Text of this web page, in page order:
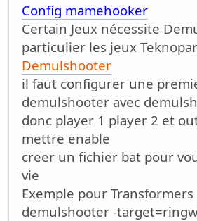
Config mamehooker
Certain Jeux nécessite
particulier les jeux
Demulshooter
il faut configurer une
demulshooter avec
donc player 1 player 2 et
mettre enable
creer un fichier bat pour
vie
Exemple pour Transformers
demulshooter -